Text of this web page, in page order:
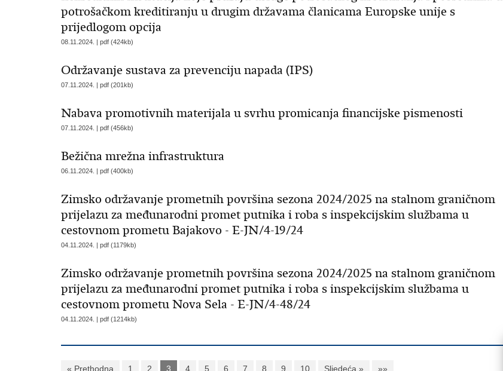
potrošačkom kreditiranju u drugim državama članicama Europske unije s
prijedlogom opcija
08.11.2024. | pdf (424kb)
Održavanje sustava za prevenciju napada (IPS)
07.11.2024. | pdf (201kb)
Nabava promotivnih materijala u svrhu promicanja financijske pismenosti
07.11.2024. | pdf (456kb)
Bežična mrežna infrastruktura
06.11.2024. | pdf (400kb)
Zimsko održavanje prometnih površina sezona 2024/2025 na stalnom graničnom
prijelazu za međunarodni promet putnika i roba s inspekcijskim službama u
cestovnom prometu Bajakovo - E-JN/4-19/24
04.11.2024. | pdf (1179kb)
Zimsko održavanje prometnih površina sezona 2024/2025 na stalnom graničnom
prijelazu za međunarodni promet putnika i roba s inspekcijskim službama u
cestovnom prometu Nova Sela - E-JN/4-48/24
04.11.2024. | pdf (1214kb)
« Prethodna 1 2 3 4 5 6 7 8 9 10 Sljedeća » »»